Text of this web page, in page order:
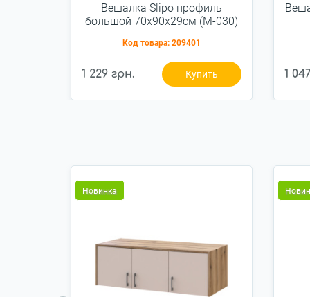
Вешалка Slipo профиль
большой 70x90x29см (М-030)
Код товара: 209401
1 229 грн. Купить 1
Новинка